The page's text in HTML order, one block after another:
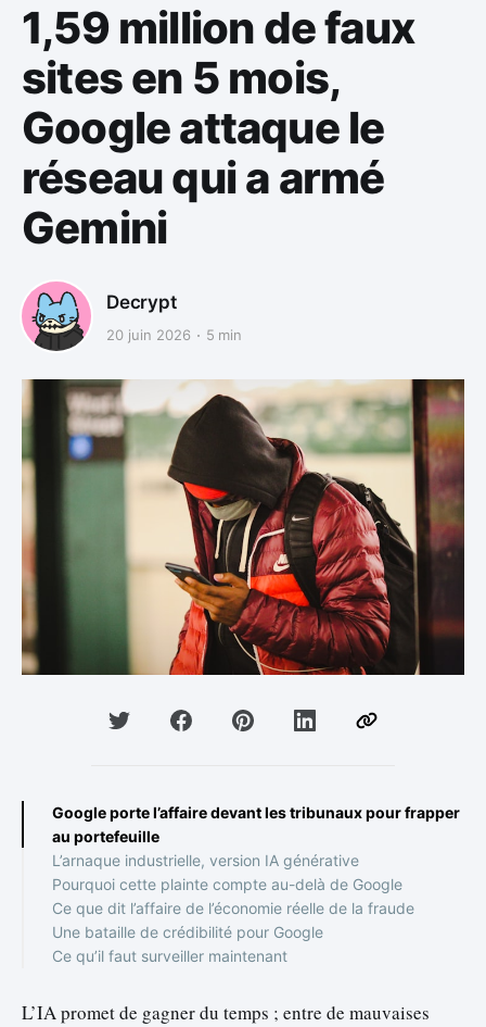
1,59 million de faux
sites en 5 mois,
Google attaque le
réseau qui a armé
Gemini
Decrypt
20 juin 2026 5 min
Google porte l’affaire devant les tribunaux pour frapper
au portefeuille
L’arnaque industrielle, version IA générative
Pourquoi cette plainte compte au-delà de Google
Ce que dit l’affaire de l’économie réelle de la fraude
Une bataille de crédibilité pour Google
Ce qu’il faut surveiller maintenant
L’IA promet de gagner du temps ; entre de mauvaises